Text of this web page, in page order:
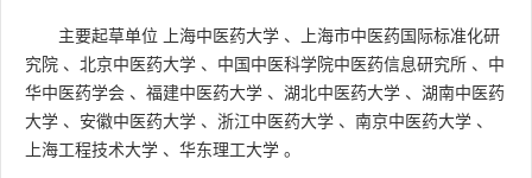
主要起草单位 上海中医药大学 、
上海市中医药国际标准化研
究院 、 北京中医药大学 、 中国中医科学院中医药信息研究所 、 中
华中医药学会 、 福建中医药大学 、 湖北中医药大学 、 湖南中医药
大学 、 安徽中医药大学 、 浙江中医药大学 、 南京中医药大学 、
上海工程技术大学 、 华东理工大学 。